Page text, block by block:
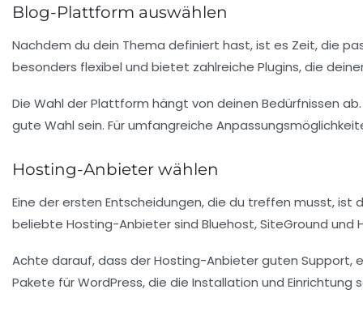
Blog-Plattform auswählen
Nachdem du dein Thema definiert hast, ist es Zeit, die
besonders flexibel und bietet zahlreiche Plugins, die
Die Wahl der Plattform hängt von deinen Bedürfnissen
gute Wahl sein. Für umfangreiche
Hosting-Anbieter wählen
Eine der ersten Entscheidungen, die du treffen musst, ist
beliebte Hosting-Anbieter sind Bluehost, SiteGround und
Achte darauf, dass der Hosting-Anbieter guten Support,
Pakete für WordPress, die die Installation und Einrichtung